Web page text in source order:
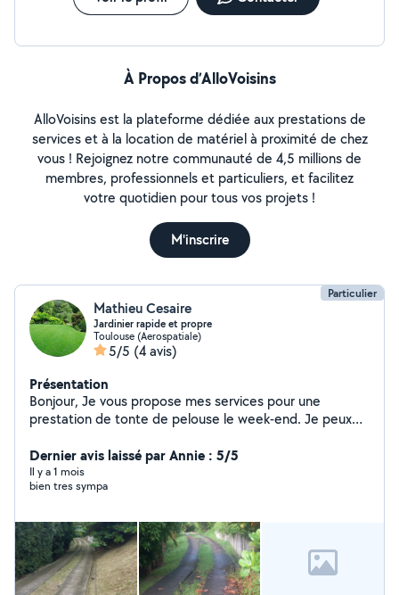
À Propos d’AlloVoisins
AlloVoisins est la plateforme dédiée aux prestations de
services et à la location de matériel à proximité de chez
vous ! Rejoignez notre communauté de 4,5 millions de
membres, professionnels et particuliers, et facilitez
votre quotidien pour tous vos projets !
M'inscrire
Particulier
Mathieu Cesaire
Jardinier rapide et propre
Toulouse (Aerospatiale)
5/5 (4 avis)
Présentation
Bonjour, Je vous propose mes services pour une
prestation de tonte de pelouse le week-end. Je peux
tonte de la pelouse, ramassage des déchets verts et
remise en état pour un rendu propre et soigné. Je
m'adapte à la surface et à vos besoins afin de vous
préciser vos disponibilités ainsi que la superficie du
terrain afin que je puisse vous proposer un tarif adapté.
À bientôt.
Dernier avis laissé par Annie : 5/5
Il y a 1 mois
bien tres sympa